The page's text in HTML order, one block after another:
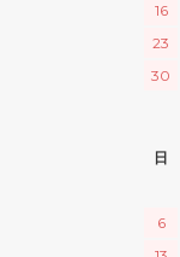
16
23
30
日
6